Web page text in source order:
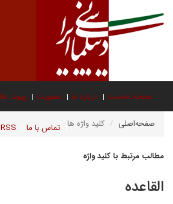
صفحه نخست درباره ما عضویت پیوند ها
تماس با ما RSS صفحه‌اصلی کلید واژه ها
مطالب مرتبط با کلید واژه
القاعده